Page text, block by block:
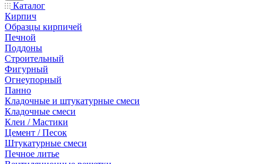
Каталог
Кирпич
Образцы кирпичей
Печной
Поддоны
Строительный
Фигурный
Огнеупорный
Панно
Кладочные и штукатурные смеси
Кладочные смеси
Клеи / Мастики
Цемент / Песок
Штукатурные смеси
Печное литье